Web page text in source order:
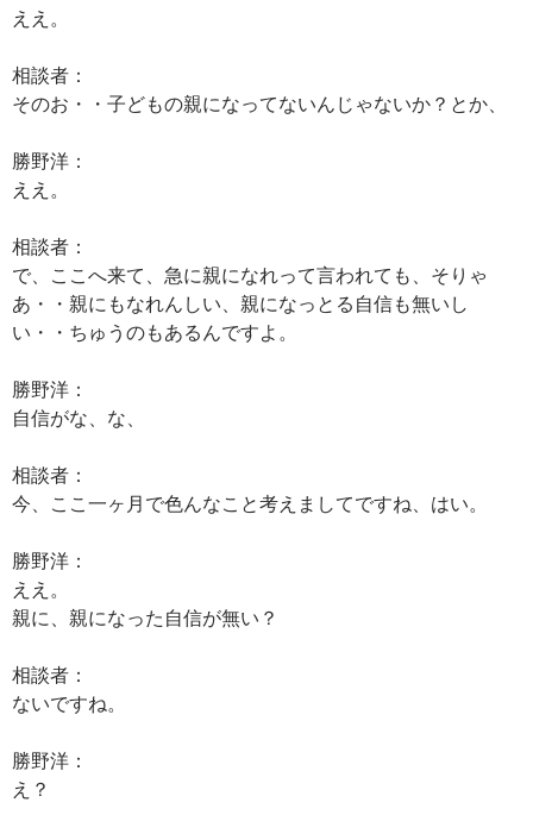
ええ。
相談者：
そのお・・子どもの親になってないんじゃないか？とか、
勝野洋：
ええ。
相談者：
で、ここへ来て、急に親になれって言われても、そりゃ
あ・・親にもなれんしい、親になっとる自信も無いし
い・・ちゅうのもあるんですよ。
勝野洋：
自信がな、な、
相談者：
今、ここ一ヶ月で色んなこと考えましてですね、はい。
勝野洋：
ええ。
親に、親になった自信が無い？
相談者：
ないですね。
勝野洋：
え？